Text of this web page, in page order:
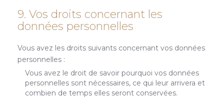
9. Vos droits concernant les
données personnelles
Vous avez les droits suivants concernant vos données
personnelles :
Vous avez le droit de savoir pourquoi vos données
personnelles sont nécessaires, ce qui leur arrivera et
combien de temps elles seront conservées.